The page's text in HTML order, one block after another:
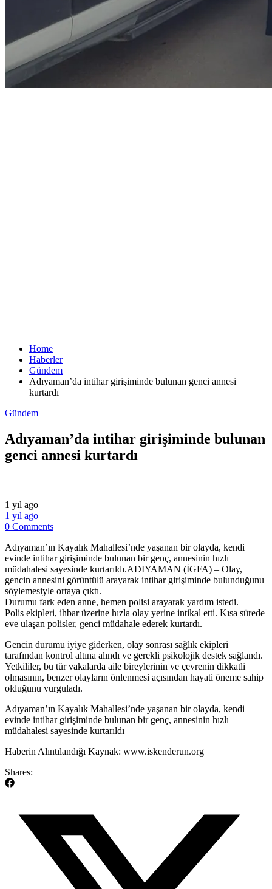
Home
Haberler
Gündem
Adıyaman’da intihar girişiminde bulunan genci annesi
kurtardı
Gündem
Adıyaman’da intihar girişiminde bulunan
genci annesi kurtardı
1 yıl ago
1 yıl ago
0 Comments
Adıyaman’ın Kayalık Mahallesi’nde yaşanan bir olayda, kendi
evinde intihar girişiminde bulunan bir genç, annesinin hızlı
müdahalesi sayesinde kurtarıldı.ADIYAMAN (İGFA) – Olay,
gencin annesini görüntülü arayarak intihar girişiminde bulunduğunu
söylemesiyle ortaya çıktı.
Durumu fark eden anne, hemen polisi arayarak yardım istedi.
Polis ekipleri, ihbar üzerine hızla olay yerine intikal etti. Kısa sürede
eve ulaşan polisler, genci müdahale ederek kurtardı.
Gencin durumu iyiye giderken, olay sonrası sağlık ekipleri
tarafından kontrol altına alındı ve gerekli psikolojik destek sağlandı.
Yetkililer, bu tür vakalarda aile bireylerinin ve çevrenin dikkatli
olmasının, benzer olayların önlenmesi açısından hayati öneme sahip
olduğunu vurguladı.
​Adıyaman’ın Kayalık Mahallesi’nde yaşanan bir olayda, kendi
evinde intihar girişiminde bulunan bir genç, annesinin hızlı
müdahalesi sayesinde kurtarıldı
​Haberin Alıntılandığı Kaynak: www.iskenderun.org
Shares: